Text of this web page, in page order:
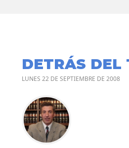
DETRÁS DEL
LUNES 22 DE SEPTIEMBRE DE 2008